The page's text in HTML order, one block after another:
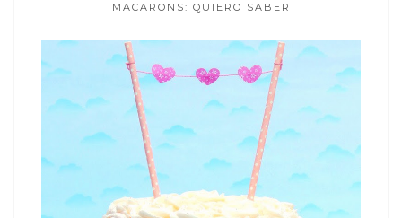
MACARONS: QUIERO SABER